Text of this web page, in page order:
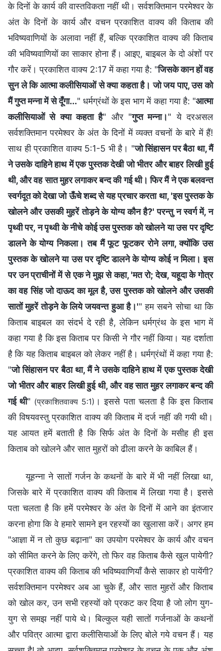
के दिनों के कार्य की वास्तविकता नहीं थी। सर्वशक्तिमान परमेश्वर के
अंत के दिनों के कार्य और वचन प्रकाशित वाक्य की किताब की
भविष्यवाणियों के अलावा नहीं हैं, बल्कि प्रकाशित वाक्य की किताब
की भविष्यवाणियों का साकार होना हैं। आइए, बाइबल के दो अंशों पर
गौर करें। प्रकाशित वाक्य 2:17 में कहा गया है: "जिसके कान हों वह
सुन ले कि आत्मा कलीसियाओं से क्या कहता है। जो जय पाए, उस को
मैं गुप्‍त मन्ना में से दूँगा..." धर्मग्रंथों के इस भाग में कहा गया है: "आत्मा
कलीसियाओं से क्या कहता है" और "गुप्‍त मन्ना।" ये दरअसल
सर्वशक्तिमान परमेश्वर के अंत के दिनों में व्यक्त वचनों के बारे में हैं!
साथ ही प्रकाशित वाक्य 5:1-5 भी है। "जो सिंहासन पर बैठा था, मैं
ने उसके दाहिने हाथ में एक पुस्तक देखी जो भीतर और बाहर लिखी हुई
थी, और वह सात मुहर लगाकर बन्द की गई थी। फिर मैं ने एक बलवन्त
स्वर्गदूत को देखा जो ऊँचे शब्द से यह प्रचार करता था, 'इस पुस्तक के
खोलने और उसकी मुहरें तोड़ने के योग्य कौन है?' परन्तु न स्वर्ग में, न
पृथ्वी पर, न पृथ्वी के नीचे कोई उस पुस्तक को खोलने या उस पर दृष्‍टि
डालने के योग्य निकला। तब मैं फूट फूटकर रोने लगा, क्योंकि उस
पुस्तक के खोलने या उस पर दृष्‍टि डालने के योग्य कोई न मिला। इस
पर उन प्राचीनों में से एक ने मुझ से कहा, 'मत रो; देख, यहूदा के गोत्र
का वह सिंह जो दाऊद का मूल है, उस पुस्तक को खोलने और उसकी
सातों मुहरें तोड़ने के लिये जयवन्त हुआ है।'" हम सबने सोचा था कि
किताब बाइबल का संदर्भ दे रही है, लेकिन धर्मग्रंथ के इस भाग में
कहा गया है कि इस किताब पर किसी ने गौर नहीं किया। यह दर्शाता
है कि यह किताब बाइबल को लेकर नहीं है। धर्मग्रंथों में कहा गया है:
"जो सिंहासन पर बैठा था, मैं ने उसके दाहिने हाथ में एक पुस्तक देखी
जो भीतर और बाहर लिखी हुई थी, और वह सात मुहर लगाकर बन्द की
गई थी" (प्रकाशितवाक्य 5:1) । इससे पता चलता है कि इस किताब
की विषयवस्तु प्रकाशित वाक्य की किताब में दर्ज नहीं की गयी थी।
यह आयत हमें बताती है कि सिर्फ अंत के दिनों के मसीह ही इस
किताब को खोलने और सात मुहरों को ढीला करने के काबिल हैं।
यूहन्ना ने सातों गर्जन के कथनों के बारे में भी नहीं लिखा था,
जिसके बारे में प्रकाशित वाक्य की किताब में लिखा गया है। इससे
पता चलता है कि हमें परमेश्वर के अंत के दिनों में आने का इंतजार
करना होगा कि वे हमारे सामने इन रहस्यों का खुलासा करें। अगर हम
"आज्ञा में न तो कुछ बढ़ाना" का उपयोग परमेश्वर के कार्य और वचन
को सीमित करने के लिए करेंगे, तो फिर वह किताब कैसे खुल पायेगी?
प्रकाशित वाक्य की किताब की भविष्यवाणियाँ कैसे साकार हो पायेंगी?
सर्वशक्तिमान परमेश्वर अब आ चुके हैं, और सात मुहरों और किताब
को खोल कर, उन सभी रहस्यों को प्रकट कर दिया है जो लोग युग-
युग से समझ नहीं पाये थे। बिल्कुल यही सातों गर्जनाओं के कथनों
और पवित्र आत्मा द्वारा कलीसियाओं के लिए बोले गये वचन हैं। यह